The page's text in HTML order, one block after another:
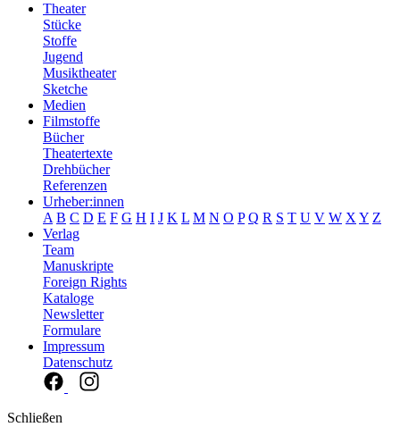
Theater
Stücke
Stoffe
Jugend
Musiktheater
Sketche
Medien
Filmstoffe
Bücher
Theatertexte
Drehbücher
Referenzen
Urheber:innen
A B C D E F G H I J K L M N O P Q R S T U V W X Y Z
Verlag
Team
Manuskripte
Foreign Rights
Kataloge
Newsletter
Formulare
Impressum
Datenschutz
Schließen